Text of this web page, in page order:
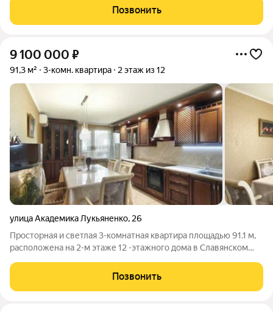
В квартире есть балкон, где можно обустроить зону отдыха
или хранения. Для удобства жильцов
Позвонить
9 100 000 ₽
91,3 м² 3-комн. квартира 2 этаж из 12
улица Академика Лукьяненко, 26
Просторная и светлая 3-комнатная квартира площадью 91.1 м,
расположена на 2-м этаже 12 -этажного дома в Славянском
уютная и просторная. Две изолированные спальни, идеально
подходят для семьи с
Позвонить